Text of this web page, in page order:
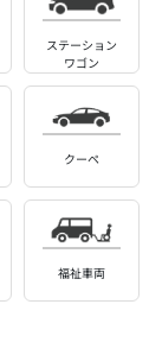
ステーション
ワゴン
クーペ
福祉車両